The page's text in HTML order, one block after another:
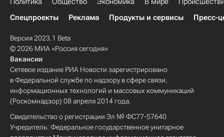
Спецпроекты
Реклама Продукты и сервисы Пресс-
Версия 2023.1 Beta
© 2026 МИА «Россия сегодня»
Вакансии
Сетевое издание РИА Новости зарегистрировано
в Федеральной службе по надзору в сфере связи,
информационных технологий и массовых коммуникаций
(Роскомнадзор) 08 апреля 2014 года.
Свидетельство о регистрации Эл № ФС77-57640
Учредитель: Федеральное государственное унитарное